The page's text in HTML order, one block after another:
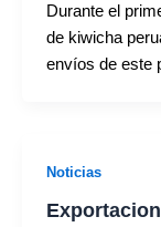
Durante el
de kiwicha
envíos de este
Noticias